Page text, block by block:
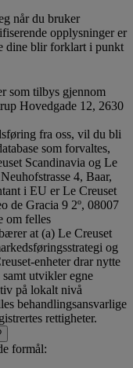
når du bruker
opplysninger er
dine blir forklart i punkt
som tilbys gjennom
Hovedgade 12, 2630
fra oss, vil du bli
som forvaltes,
Scandinavia og Le
4, Baar,
i EU er Le Creuset
de Gracia 9 2º, 08007
om felles
at (a) Le Creuset
og
enheter drar nytte
utvikler egne
på lokalt nivå
behandlingsansvarlige
rettigheter.
formål: